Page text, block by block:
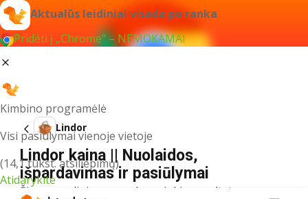
Aktualūs leidiniai visada po ranka
Pridėti į „Chrome“ – NEMOKAMAI
Kimbino programėlė
Visi pasiūlymai vienoje vietoje
(14,1 tūkst. atsiliepimų)
Atidarykite
Lindor
Lindor kaina || Nuolaidos,
išpardavimas ir pasiūlymai
Šiuo pavadinimu neradome jokių rezultatų